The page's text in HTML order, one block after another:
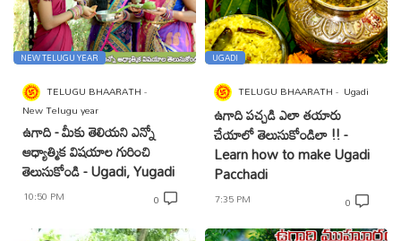
NEW TELUGU YEAR
TELUGU BHAARATH
New Telugu year
ఉగాది - మీకు తెలియని ఎన్నో
ఆధ్యాత్మిక విషయాల గురించి
తెలుసుకోండి - Ugadi, Yugadi
10:50 PM 0
UGADI
TELUGU BHAARATH Ugadi
ఉగాది పచ్చడి ఎలా తయారు
చేయాలో తెలుసుకోండిలా !! -
Learn how to make Ugadi
Pacchadi
7:35 PM 0